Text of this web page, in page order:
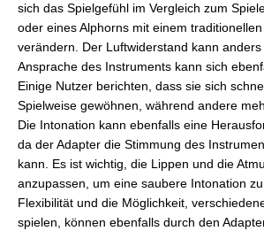
sich das Spielgefühl im Vergleich zum
oder eines Alphorns mit einem
verändern. Der Luftwiderstand kann
Ansprache des Instruments kann sich
Einige Nutzer berichten, dass sie sich
Spielweise gewöhnen, während andere
Die Intonation kann ebenfalls eine
da der Adapter die Stimmung des
kann. Es ist wichtig, die Lippen und die
anzupassen, um eine saubere Intonation
Flexibilität und die Möglichkeit,
spielen, können ebenfalls durch den